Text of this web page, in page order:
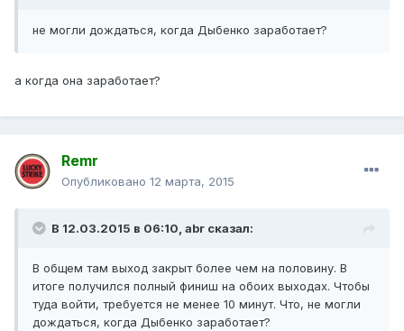
не могли дождаться, когда Дыбенко заработает?
а когда она заработает?
Remr
Опубликовано 12 марта, 2015
В 12.03.2015 в 06:10, abr сказал:
В общем там выход закрыт более чем на половину. В
итоге получился полный финиш на обоих выходах. Чтобы
туда войти, требуется не менее 10 минут. Что, не могли
дождаться, когда Дыбенко заработает?